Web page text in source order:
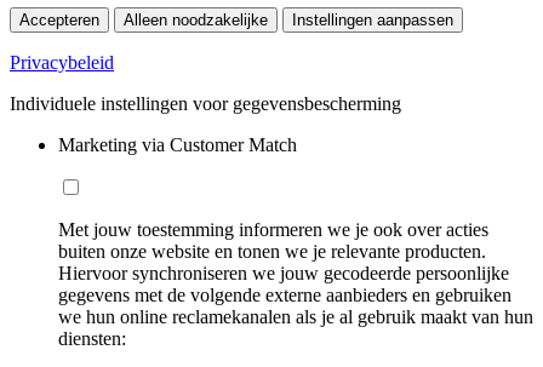
Accepteren Alleen noodzakelijke Instellingen aanpassen
Privacybeleid
Individuele instellingen voor gegevensbescherming
Marketing via Customer Match
Met jouw toestemming informeren we je ook over acties
buiten onze website en tonen we je relevante producten.
Hiervoor synchroniseren we jouw gecodeerde persoonlijke
gegevens met de volgende externe aanbieders en gebruiken
we hun online reclamekanalen als je al gebruik maakt van hun
diensten: